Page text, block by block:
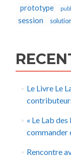
prototype
session solution
Le Livre Le
« Le Lab
commander
Rencontre